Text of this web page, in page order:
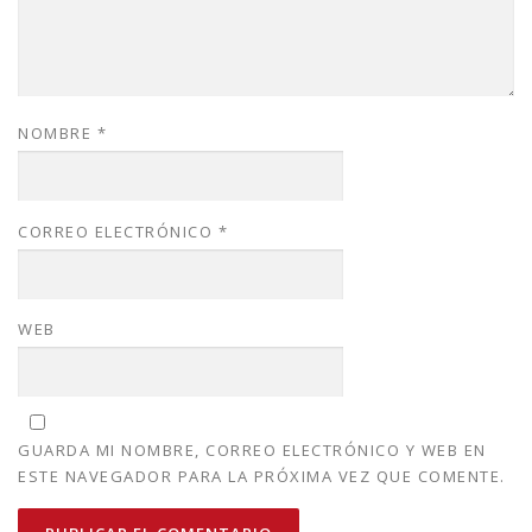
NOMBRE *
CORREO ELECTRÓNICO *
WEB
GUARDA MI NOMBRE, CORREO ELECTRÓNICO Y WEB EN
ESTE NAVEGADOR PARA LA PRÓXIMA VEZ QUE COMENTE.